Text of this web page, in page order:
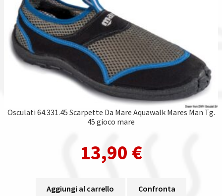
Osculati 64.331.45 Scarpette Da Mare Aquawalk Mares Man Tg.
45 gioco mare
13,90 €
Aggiungi al carrello Confronta